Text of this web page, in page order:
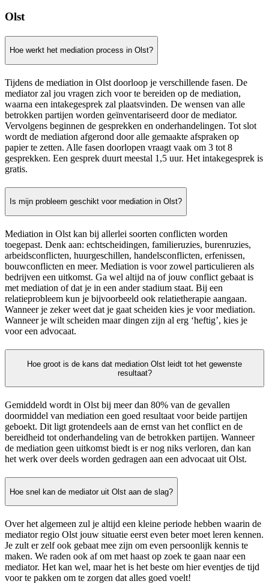
Olst
Hoe werkt het mediation process in Olst?
Tijdens de mediation in Olst doorloop je verschillende fasen. De
mediator zal jou vragen zich voor te bereiden op de mediation,
waarna een intakegesprek zal plaatsvinden. De wensen van alle
betrokken partijen worden geïnventariseerd door de mediator.
Vervolgens beginnen de gesprekken en onderhandelingen. Tot slot
wordt de mediation afgerond door alle gemaakte afspraken op
papier te zetten. Alle fasen doorlopen vraagt vaak om 3 tot 8
gesprekken. Een gesprek duurt meestal 1,5 uur. Het intakegesprek is
gratis.
Is mijn probleem geschikt voor mediation in Olst?
Mediation in Olst kan bij allerlei soorten conflicten worden
toegepast. Denk aan: echtscheidingen, familieruzies, burenruzies,
arbeidsconflicten, huurgeschillen, handelsconflicten, erfenissen,
bouwconflicten en meer. Mediation is voor zowel particulieren als
bedrijven een uitkomst. Ga wel altijd na of jouw conflict gebaat is
met mediation of dat je in een ander stadium staat. Bij een
relatieprobleem kun je bijvoorbeeld ook relatietherapie aangaan.
Wanneer je zeker weet dat je gaat scheiden kies je voor mediation.
Wanneer je wilt scheiden maar dingen zijn al erg ‘heftig’, kies je
voor een advocaat.
Hoe groot is de kans dat mediation Olst leidt tot het gewenste
resultaat?
Gemiddeld wordt in Olst bij meer dan 80% van de gevallen
doormiddel van mediation een goed resultaat voor beide partijen
geboekt. Dit ligt grotendeels aan de ernst van het conflict en de
bereidheid tot onderhandeling van de betrokken partijen. Wanneer
de mediation geen uitkomst biedt is er nog niks verloren, dan kan
het werk over deels worden gedragen aan een advocaat uit Olst.
Hoe snel kan de mediator uit Olst aan de slag?
Over het algemeen zul je altijd een kleine periode hebben waarin de
mediator regio Olst jouw situatie eerst even beter moet leren kennen.
Je zult er zelf ook gebaat mee zijn om even persoonlijk kennis te
maken. We raden ook af om met haast op zoek te gaan naar een
mediator. Het kan wel, maar het is het beste om hier eventjes de tijd
voor te pakken om te zorgen dat alles goed voelt!